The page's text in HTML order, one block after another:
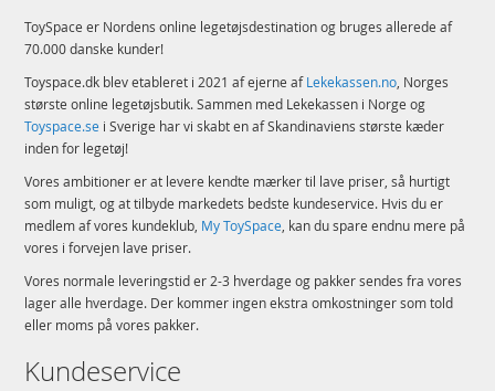
ToySpace er Nordens online legetøjsdestination og bruges allerede af
70.000 danske kunder!
Toyspace.dk blev etableret i 2021 af ejerne afLekekassen.no, Norges
største online legetøjsbutik. Sammen med Lekekassen i Norge og
Toyspace.se i Sverige har vi skabt en af Skandinaviens største kæder
inden for legetøj!
Vores ambitioner er at levere kendte mærker til lave priser, så hurtigt
som muligt, og at tilbyde markedets bedste kundeservice. Hvis du er
medlem af vores kundeklub, My ToySpace, kan du spare endnu mere på
vores i forvejen lave priser.
Vores normale leveringstid er 2-3 hverdage og pakker sendes fra vores
lager alle hverdage. Der kommer ingen ekstra omkostninger som told
eller moms på vores pakker.
Kundeservice